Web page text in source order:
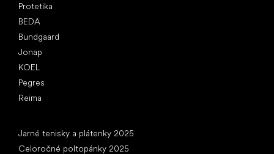
Protetika
BEDA
Bundgaard
Jonap
KOEL
Pegres
Reima
Jarné tenisky a plátenky 2025
Celoročné poltopánky 2025